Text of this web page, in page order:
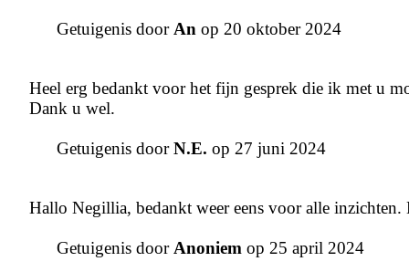
Getuigenis doorAn op 20 oktober 2024
Heel erg bedankt voor het fijn gesprek die ik met u
Dank u wel.
Getuigenis doorN.E. op 27 juni 2024
Hallo Negillia, bedankt weer eens voor alle
Getuigenis doorAnoniem op 25 april 2024